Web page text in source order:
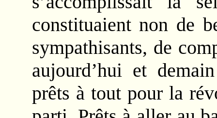
constituaient non de
sympathisants, de
aujourd’hui et
prêts à tout pour la